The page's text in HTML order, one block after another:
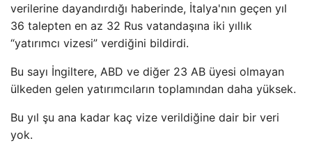
verilerine dayandırdığı haberinde, İtalya'nın geçen yıl
36 talepten en az 32 Rus vatandaşına iki yıllık
“yatırımcı vizesi” verdiğini bildirdi.
Bu sayı İngiltere, ABD ve diğer 23 AB üyesi olmayan
ülkeden gelen yatırımcıların toplamından daha yüksek.
Bu yıl şu ana kadar kaç vize verildiğine dair bir veri
yok.